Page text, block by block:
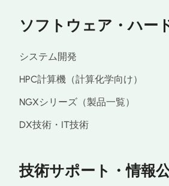
ソフトウェア・ハー
システム開発
HPC計算機（計算化学向け）
NGXシリーズ（製品一覧）
DX技術・IT技術
技術サポート・情報